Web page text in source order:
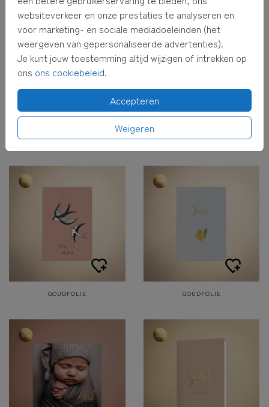
websiteverkeer en onze prestaties te analyseren en
voor marketing- en sociale mediadoeleinden (het
weergeven van gepersonaliseerde advertenties).
Je kunt jouw toestemming altijd wijzigen of intrekken op
ons ons cookiebeleid.
Accepteren
Weigeren
KOPERFOLIE GOUDFOLIE
GOUDFOLIE GOUDFOLIE